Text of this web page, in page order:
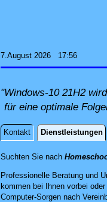
7.August 2026 17:56
"Windows-10 21H2
für eine optimale
Kontakt Dienstleistungen
Suchten Sie nach
Professionelle Beratung und
kommen bei Ihnen vorbei
Computer-Sorgen nach